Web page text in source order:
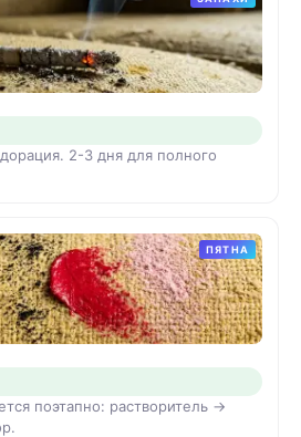
2-3 дня для полного
ПЯТНА
поэтапно: растворитель →